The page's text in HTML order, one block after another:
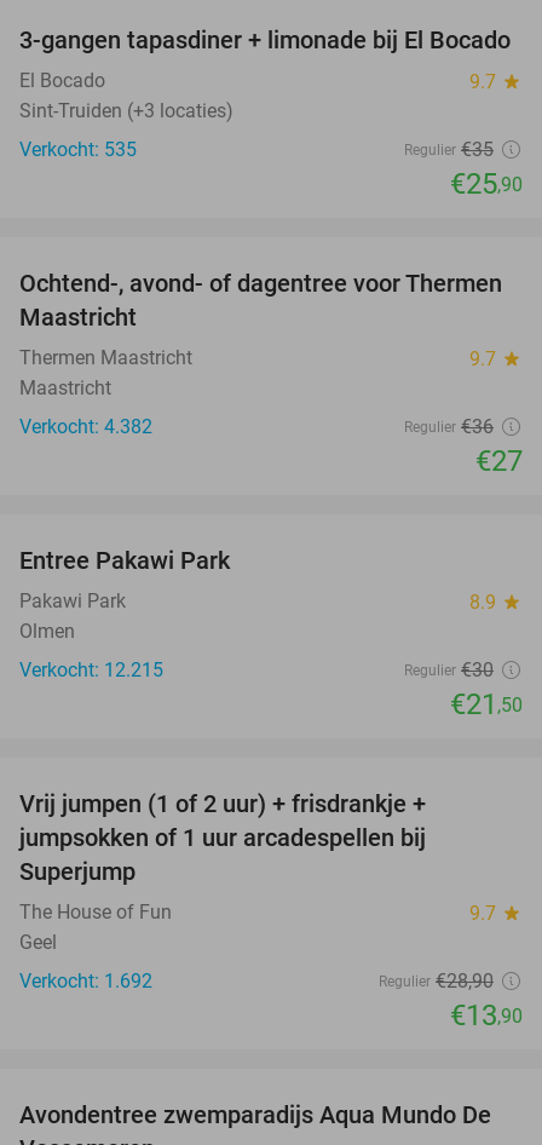
26%
3-gangen tapasdiner + limonade bij El Bocado
El Bocado 9.7 star
Sint-Truiden (+3 locaties)
Verkocht: 535
Regulier €35
€25,90
25%
Ochtend-, avond- of dagentree voor Thermen
Maastricht
Thermen Maastricht 9.7 star
Maastricht
Verkocht: 4.382
Regulier €36
€27
Entree Pakawi Park
Pakawi Park 8.9 star
Olmen
Verkocht: 12.215
Regulier €30
€21 ,50
Vrij jumpen (1 of 2 uur) + frisdrankje +
jumpsokken of 1 uur arcadespellen bij
Superjump
The House of Fun 9.7 star
Geel
Verkocht: 1.692
Regulier €28,90
€13,90
15%
Avondentree zwemparadijs Aqua Mundo De